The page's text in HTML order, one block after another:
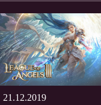
21.12.2019